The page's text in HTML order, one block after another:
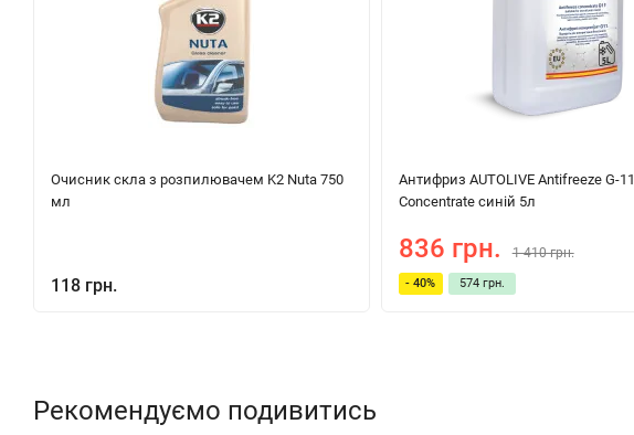
Очисник скла з розпилювачем K2 Nuta 750
мл
118 грн.
Антифриз AUTOLIVE Antifreeze G-11
Concentrate синій 5л
836 грн. 1 410 грн.
- 40% 574 грн.
Рекомендуємо подивитись